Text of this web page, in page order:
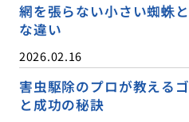
網を張らない小さい蜘蛛
な違い
2026.02.16
害虫駆除のプロが教える
と成功の秘訣